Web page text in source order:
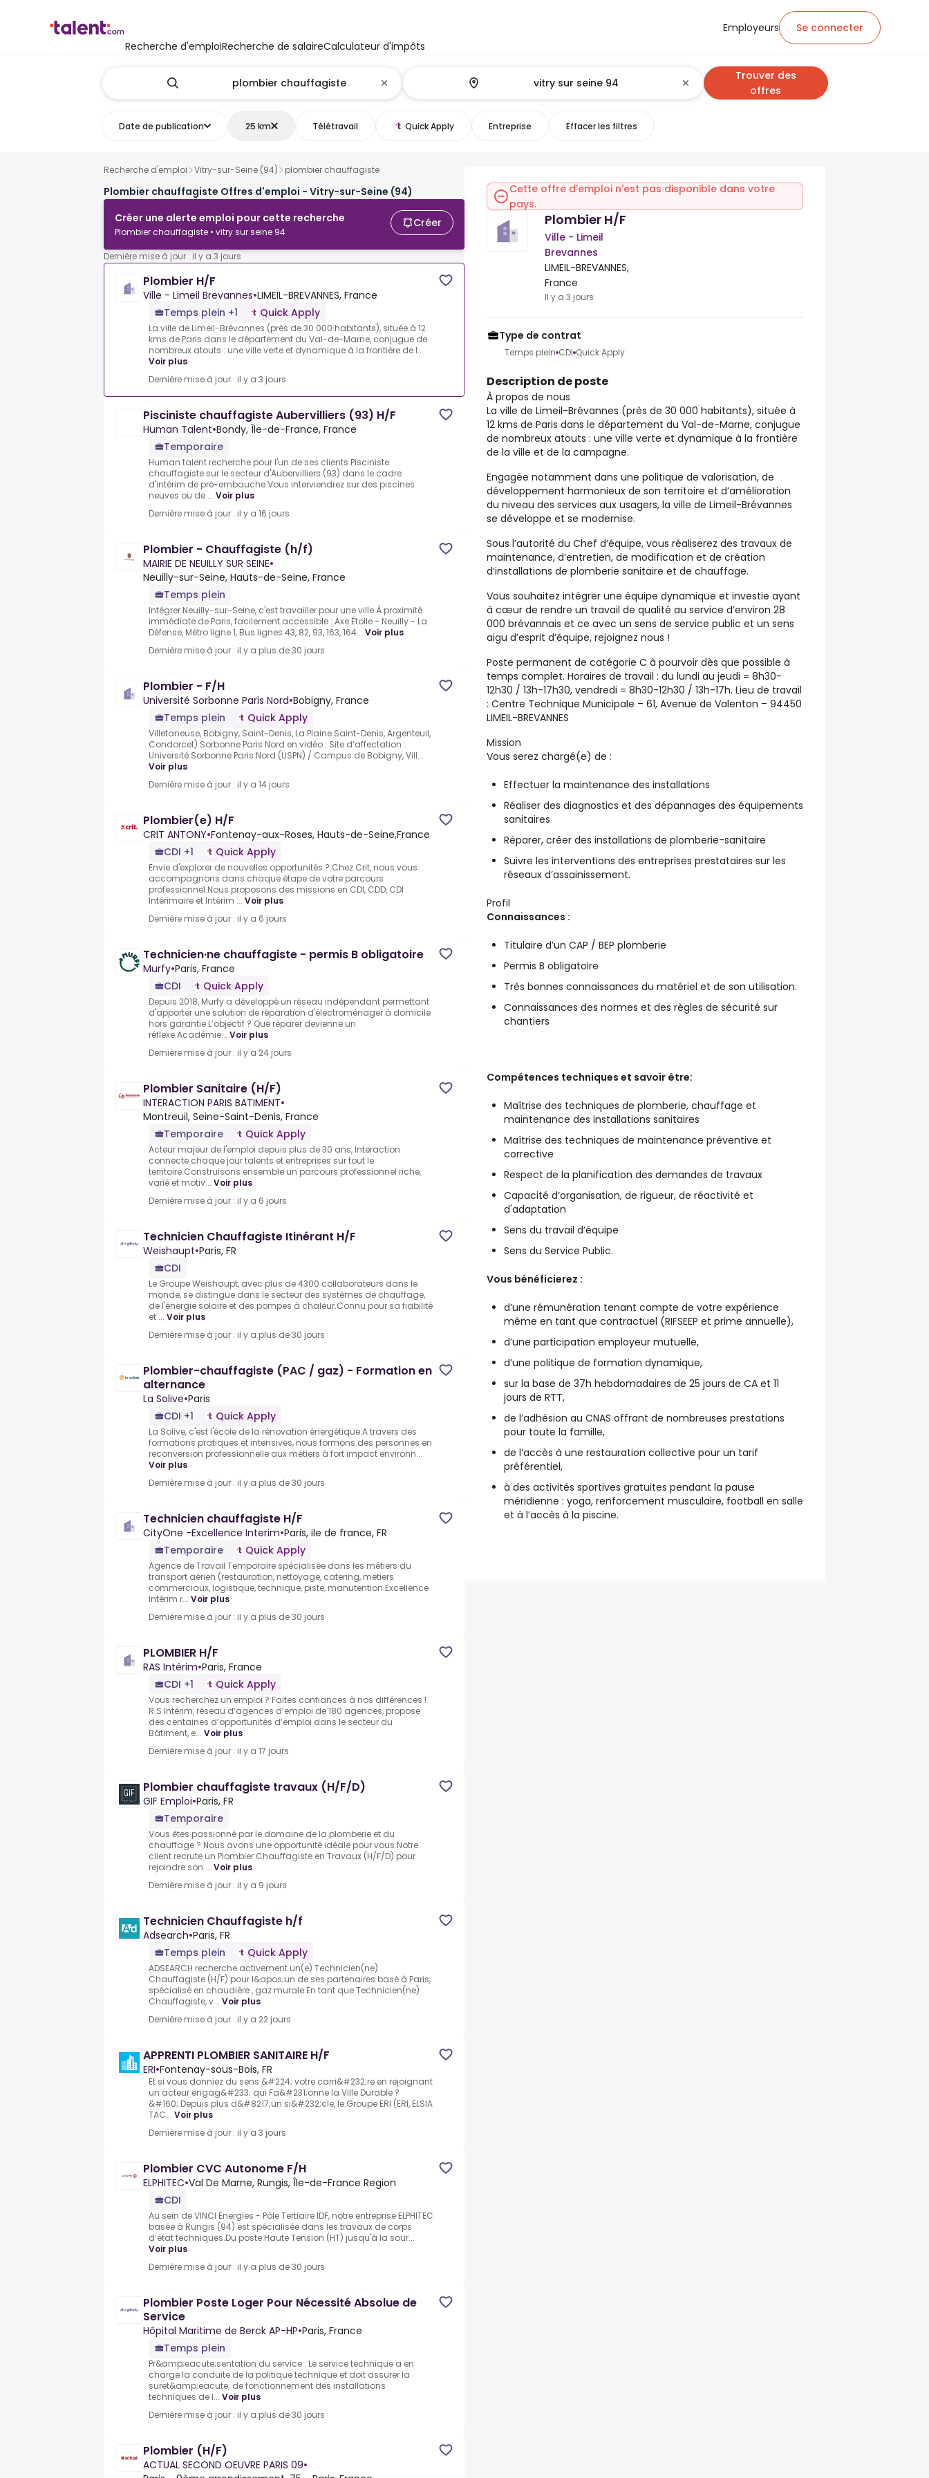
Recherche d'emploiRecherche de salaireCalculateur d'impôts
Employeurs Se connecter
Trouver des
offres
Date de publication 25 km Télétravail Quick Apply Entreprise Effacer les filtres
Recherche d'emploi Vitry-sur-Seine (94) plombier chauffagiste
Plombier chauffagiste Offres d'emploi - Vitry-sur-Seine (94)
Créer une alerte emploi pour cette recherche
Plombier chauffagiste • vitry sur seine 94
Créer
Dernière mise à jour : il y a 3 jours
Plombier H/F
Ville - Limeil Brevannes•LIMEIL-BREVANNES, France
Temps plein +1
Quick Apply
La ville de Limeil-Brévannes (près de 30 000 habitants), située à 12
kms de Paris dans le département du Val-de-Marne, conjugue de
nombreux atouts : une ville verte et dynamique à la frontière de l...
Voir plus
Dernière mise à jour : il y a 3 jours
Pisciniste chauffagiste Aubervilliers (93) H/F
Human Talent•Bondy, Île-de-France, France
Temporaire
Human talent recherche pour l'un de ses clients Pisciniste
chauffagiste sur le secteur d'Aubervilliers (93) dans le cadre
d'intérim de pré-embauche.Vous interviendrez sur des piscines
neuves ou de ... Voir plus
Dernière mise à jour : il y a 16 jours
Plombier - Chauffagiste (h/f)
MAIRIE DE NEUILLY SUR SEINE•
Neuilly-sur-Seine, Hauts-de-Seine, France
Temps plein
Intégrer Neuilly-sur-Seine, c'est travailler pour une ville.À proximité
immédiate de Paris, facilement accessible :.Axe Étoile - Neuilly - La
Défense, Métro ligne 1, Bus lignes 43, 82, 93, 163, 164... Voir plus
Dernière mise à jour : il y a plus de 30 jours
Plombier - F/H
Université Sorbonne Paris Nord•Bobigny, France
Temps plein
Quick Apply
Villetaneuse, Bobigny, Saint-Denis, La Plaine Saint-Denis, Argenteuil,
Condorcet).Sorbonne Paris Nord en vidéo :.Site d’affectation :
Université Sorbonne Paris Nord (USPN) / Campus de Bobigny, Vill...
Voir plus
Dernière mise à jour : il y a 14 jours
Plombier(e) H/F
CRIT ANTONY•Fontenay-aux-Roses, Hauts-de-Seine,France
CDI +1
Quick Apply
Envie d'explorer de nouvelles opportunités ?.Chez Crit, nous vous
accompagnons dans chaque étape de votre parcours
professionnel.Nous proposons des missions en CDI, CDD, CDI
Intérimaire et Intérim ... Voir plus
Dernière mise à jour : il y a 6 jours
Technicien·ne chauffagiste - permis B obligatoire
Murfy•Paris, France
CDI
Quick Apply
Depuis 2018, Murfy a développé un réseau indépendant permettant
d'apporter une solution de réparation d'électroménager à domicile
hors garantie.L’objectif ? Que réparer devienne un
réflexe.Académie... Voir plus
Dernière mise à jour : il y a 24 jours
Plombier Sanitaire (H/F)
INTERACTION PARIS BATIMENT•
Montreuil, Seine-Saint-Denis, France
Temporaire
Quick Apply
Acteur majeur de l'emploi depuis plus de 30 ans, Interaction
connecte chaque jour talents et entreprises sur tout le
territoire.Construisons ensemble un parcours professionnel riche,
varié et motiv... Voir plus
Dernière mise à jour : il y a 6 jours
Technicien Chauffagiste Itinérant H/F
Weishaupt•Paris, FR
CDI
Le Groupe Weishaupt, avec plus de 4300 collaborateurs dans le
monde, se distingue dans le secteur des systèmes de chauffage,
de l'énergie solaire et des pompes à chaleur.Connu pour sa fiabilité
et ... Voir plus
Dernière mise à jour : il y a plus de 30 jours
Plombier-chauffagiste (PAC / gaz) - Formation en
alternance
La Solive•Paris
CDI +1
Quick Apply
La Solive, c'est l'école de la rénovation énergétique.A travers des
formations pratiques et intensives, nous formons des personnes en
reconversion professionnelle aux métiers à fort impact environn...
Voir plus
Dernière mise à jour : il y a plus de 30 jours
Technicien chauffagiste H/F
CityOne -Excellence Interim•Paris, ile de france, FR
Temporaire
Quick Apply
Agence de Travail Temporaire spécialisée dans les métiers du
transport aérien (restauration, nettoyage, catering, métiers
commerciaux, logistique, technique, piste, manutention.Excellence
Intérim r... Voir plus
Dernière mise à jour : il y a plus de 30 jours
PLOMBIER H/F
RAS Intérim•Paris, France
CDI +1
Quick Apply
Vous recherchez un emploi ? Faites confiances à nos différences !
R.S Intérim, réseau d’agences d’emploi de 180 agences, propose
des centaines d’opportunités d’emploi dans le secteur du
Bâtiment, e... Voir plus
Dernière mise à jour : il y a 17 jours
Plombier chauffagiste travaux (H/F/D)
GIF Emploi•Paris, FR
Temporaire
Vous êtes passionné par le domaine de la plomberie et du
chauffage ? Nous avons une opportunité idéale pour vous.Notre
client recrute un Plombier Chauffagiste en Travaux (H/F/D) pour
rejoindre son ... Voir plus
Dernière mise à jour : il y a 9 jours
Technicien Chauffagiste h/f
Adsearch•Paris, FR
Temps plein
Quick Apply
ADSEARCH recherche activement un(e) Technicien(ne)
Chauffagiste (H/F) pour l&apos;un de ses partenaires basé à Paris,
spécialisé en chaudière , gaz murale.En tant que Technicien(ne)
Chauffagiste, v... Voir plus
Dernière mise à jour : il y a 22 jours
APPRENTI PLOMBIER SANITAIRE H/F
ERI•Fontenay-sous-Bois, FR
Et si vous donniez du sens &#224; votre carri&#232;re en rejoignant
un acteur engag&#233; qui Fa&#231;onne la Ville Durable ?
&#160;.Depuis plus d&#8217;un si&#232;cle, le.Groupe ERI (ERI, ELSIA
TAC... Voir plus
Dernière mise à jour : il y a 3 jours
Plombier CVC Autonome F/H
ELPHITEC•Val De Marne, Rungis, Île-de-France Region
CDI
Au sein de VINCI Energies - Pôle Tertiaire IDF, notre entreprise ELPHITEC
basée à Rungis (94) est spécialisée dans les travaux de corps
d’état techniques.Du poste Haute Tension (HT) jusqu'à la sour...
Voir plus
Dernière mise à jour : il y a plus de 30 jours
Plombier Poste Loger Pour Nécessité Absolue de
Service
Hôpital Maritime de Berck AP-HP•Paris, France
Temps plein
Pr&amp;eacute;sentation du service : Le service technique a en
charge la conduite de la politique technique et doit assurer la
suret&amp;eacute; de fonctionnement des installations
techniques de l... Voir plus
Dernière mise à jour : il y a plus de 30 jours
Plombier (H/F)
ACTUAL SECOND OEUVRE PARIS 09•
Cette offre d'emploi n'est pas disponible dans votre
pays.
Plombier H/F
Ville - Limeil
Brevannes
LIMEIL-BREVANNES,
France
Il y a 3 jours
Type de contrat
Temps plein CDI Quick Apply
Description de poste
À propos de nous
La ville de Limeil-Brévannes (près de 30 000 habitants), située à
12 kms de Paris dans le département du Val-de-Marne, conjugue
de nombreux atouts : une ville verte et dynamique à la frontière
de la ville et de la campagne.
Engagée notamment dans une politique de valorisation, de
développement harmonieux de son territoire et d’amélioration
du niveau des services aux usagers, la ville de Limeil-Brévannes
se développe et se modernise.
Sous l’autorité du Chef d’équipe, vous réaliserez des travaux de
maintenance, d’entretien, de modification et de création
d’installations de plomberie sanitaire et de chauffage.
Vous souhaitez intégrer une équipe dynamique et investie ayant
à cœur de rendre un travail de qualité au service d’environ 28
000 brévannais et ce avec un sens de service public et un sens
aigu d’esprit d’équipe, rejoignez nous !
Poste permanent de catégorie C à pourvoir dès que possible à
temps complet. Horaires de travail : du lundi au jeudi = 8h30-
12h30 / 13h-17h30, vendredi = 8h30-12h30 / 13h-17h. Lieu de travail
: Centre Technique Municipale – 61, Avenue de Valenton – 94450
LIMEIL-BREVANNES
Mission
Vous serez chargé(e) de :
Effectuer la maintenance des installations
Réaliser des diagnostics et des dépannages des équipements
sanitaires
Réparer, créer des installations de plomberie-sanitaire
Suivre les interventions des entreprises prestataires sur les
réseaux d’assainissement.
Profil
Connaissances :
Titulaire d’un CAP / BEP plomberie
Permis B obligatoire
Très bonnes connaissances du matériel et de son utilisation.
Connaissances des normes et des règles de sécurité sur
chantiers
Compétences techniques et savoir être:
Maîtrise des techniques de plomberie, chauffage et
maintenance des installations sanitaires
Maîtrise des techniques de maintenance préventive et
corrective
Respect de la planification des demandes de travaux
Capacité d’organisation, de rigueur, de réactivité et
d'adaptation
Sens du travail d’équipe
Sens du Service Public.
Vous bénéficierez :
d’une rémunération tenant compte de votre expérience
même en tant que contractuel (RIFSEEP et prime annuelle),
d’une participation employeur mutuelle,
d’une politique de formation dynamique,
sur la base de 37h hebdomadaires de 25 jours de CA et 11
jours de RTT,
de l’adhésion au CNAS offrant de nombreuses prestations
pour toute la famille,
de l’accès à une restauration collective pour un tarif
préférentiel,
à des activités sportives gratuites pendant la pause
méridienne : yoga, renforcement musculaire, football en salle
et à l’accès à la piscine.